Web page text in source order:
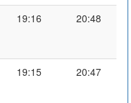
19:16 20:48
19:15 20:47